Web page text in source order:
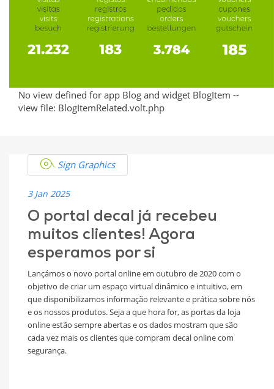
No view defined for app Blog and widget BlogItem --
view file: BlogItemRelated.volt.php
Sign Graphics
3 Jan 2025
O portal decal já recebeu
muitos clientes! Agora
esperamos por si
Lançámos o novo portal online em outubro de 2020 com o
objetivo de criar um espaço virtual dinâmico e intuitivo, em
que disponibilizamos informação relevante e prática sobre nós
e os nossos produtos. Seja a que hora for, as portas da loja
online estão sempre abertas e os dados mostram que são
cada vez mais os clientes que compram decal online com
segurança.
and
Sustainable